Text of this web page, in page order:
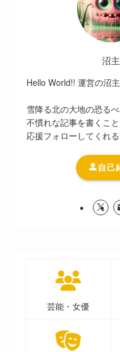
沼主
Hello World!! 運営の沼主
雪降る北の大地の恐る
不慣れな記事を書くこ
応援フォローしてくれる
自己
芸能・女優